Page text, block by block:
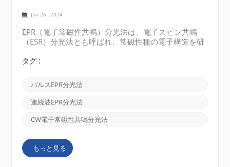
Jun 26 , 2024
EPR（電子常磁性共鳴）分光法は、電子スピン共鳴
（ESR）分光法とも呼ばれ、常磁性種の電子構造を研
は、連続波 (CW) EPR 分光法とパルス EPR 分光法の 2
光法： 連続波 EPR 分光法では、マイクロ波源が一定
の周波数でマイクロ波をサンプル内に連続的に放射し
ます。 磁場を周波数範囲にわたって掃引し、サンプ
て測定します。これにより、常磁性種のエネルギー
れます。 CW EPR 分光法は、比較的遅い動的プロセス
を研究したり、安定した常磁性種を調べたりするため
によく使用されます。 パルスEPR分光法: パルス
タグ :
パルスEPR分光法
連続波EPR分光法
CW電子常磁性共鳴分光法
もっと見る